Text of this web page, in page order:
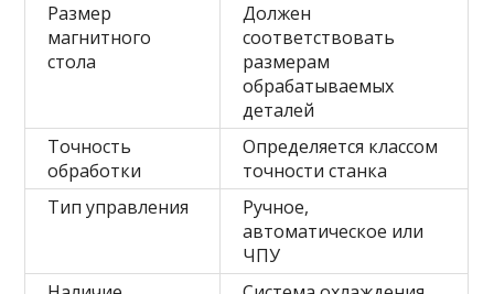
Размер
магнитного
стола
Должен
соответствовать
размерам
обрабатываемых
деталей
Точность
обработки
Определяется классом
точности станка
Тип управления
Ручное,
автоматическое или
ЧПУ